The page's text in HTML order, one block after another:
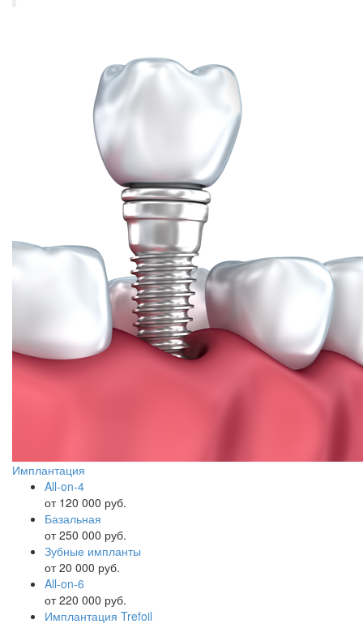
Имплантация
All-on-4
от 120 000 руб.
Базальная
от 250 000 руб.
Зубные импланты
от 20 000 руб.
All-on-6
от 220 000 руб.
Имплантация Trefoil